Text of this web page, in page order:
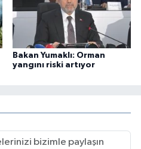
Bakan Yumaklı: Orman
yangını riski artıyor